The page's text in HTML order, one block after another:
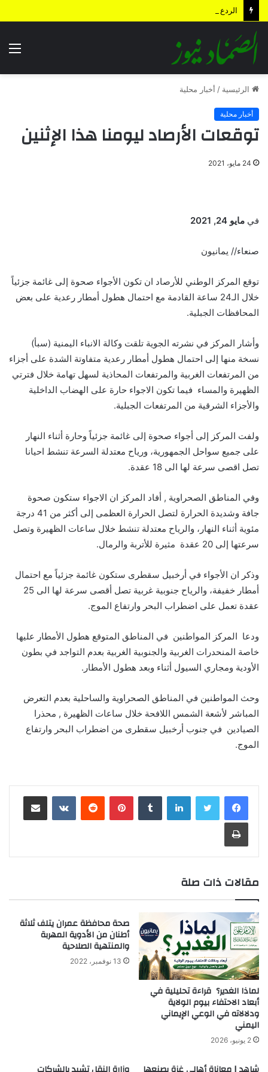
الرئيسية / أخبار محلية
أخبار محلية
توقعات الأرصاد ليومنا هذا الإثنين
24 مايو، 2021
في مايو 24, 2021
صنعاء// يمانيون
توقع المركز الوطني للأرصاد ان تكون الأجواء صحوة إلى غائمة جزئياً
خلال الـ24 ساعة القادمة مع احتمال هطول أمطار رعدية على بعض
المحافظات الجبلية.
وأشار المركز في نشرته الجوية تلقت وكالة الانباء اليمنية (سبأ)
نسخة منها إلى احتمال هطول أمطار رعدية متفاوتة الشدة على أجزاء
من المرتفعات الغربية والمرتفعات المحاذية لسهل تهامة خلال فترتي
الظهيرة والمساء فيما تكون الاجواء حارة على الهضاب الداخلية
والأجزاء الشرقية من المرتفعات الجبلية.
ولفت المركز إلى أجواء صحوة إلى غائمة جزئياً وحارة أثناء النهار
على جميع سواحل الجمهورية، ورياح معتدلة السرعة تنشط احيانا
تصل اقصى سرعة لها الى 18 عقدة.
وفي المناطق الصحراوية , أفاد المركز ان الاجواء ستكون صحوة
جافة وشديدة الحرارة لتصل الحرارة العظمى إلى أكثر من 41 درجة
مئوية أثناء النهار، والرياح معتدلة تنشط خلال ساعات الظهيرة وتصل
سرعتها إلى 20 عقدة مثيرة للأتربة والرمال.
وذكر ان الأجواء في أرخبيل سقطرى ستكون غائمة جزئياً مع احتمال
أمطار خفيفة، والرياح جنوبية غربية تصل أقصى سرعة لها الى 25
عقدة تعمل على اضطراب البحر وارتفاع الموج.
ودعا المركز المواطنين في المناطق المتوقع هطول الأمطار عليها
خاصة المنحدرات الغربية والجنوبية الغربية بعدم التواجد في بطون
الأودية ومجاري السيول أثناء وبعد هطول الأمطار.
وحث المواطنين في المناطق الصحراوية والساحلية بعدم التعرض
المباشر لأشعة الشمس اللافحة خلال ساعات الظهيرة , محذرا
الصيادين في جنوب أرخبيل سقطرى من اضطراب البحر وارتفاع
الموج.
لينكدإن بينتيريست
مقالات ذات صلة
لماذا الغدير؟ قراءة تحليلية في
أبعاد الاحتفاء بيوم الولاية
ودلالاته في الوعي الإيماني
اليمني
2 يونيو، 2026
صحة محافظة عمران يتلف ثلاثة
أطنان من الأدوية المهربة
والمنتهية الصلاحية
13 نوفمبر، 2022